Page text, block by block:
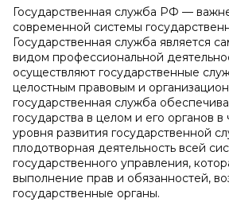
Государственная служба РФ —
современной системы
Государственная служба является
видом профессиональной
осуществляют государственные
целостным правовым и
государственная служба
государства в целом и его органов в
уровня развития государственной
плодотворная деятельность всей
государственного управления,
выполнение прав и обязанностей,
государственные органы.